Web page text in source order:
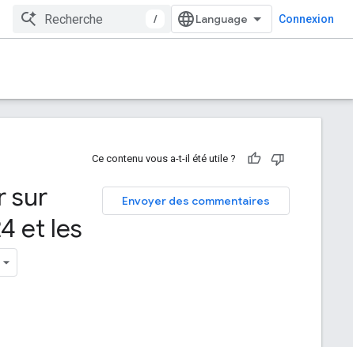
/ Connexion
Ce contenu vous a-t-il été utile ?
Envoyer des commentaires
sur
et les